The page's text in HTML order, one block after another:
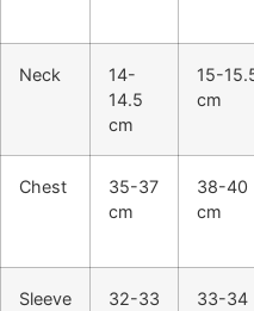
Neck
14-
14.5
cm
15-
cm
Chest
35-37
cm
38-40
cm
Sleeve
32-33
33-34